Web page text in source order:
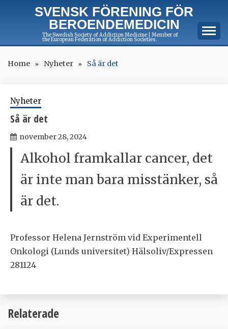
SVENSK FÖRENING FÖR
BEROENDEMEDICIN
The Swedish Society of Addiction Medicine | Member of
the European Federation of Addiction Societies.
Home Nyheter Så är det
Nyheter
Så är det
november 28, 2024
Alkohol framkallar cancer, det
är inte man bara misstänker, så
är det.
Professor Helena Jernström vid Experimentell
Onkologi (Lunds universitet) Hälsoliv/Expressen
281124
Relaterade